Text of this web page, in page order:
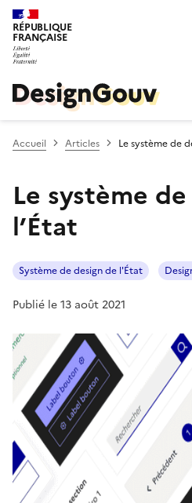
RÉPUBLIQUE
FRANÇAISE
Accueil Articles Le système de
Le système
l’État
Système de design de l'État
Publié le 13 août 2021